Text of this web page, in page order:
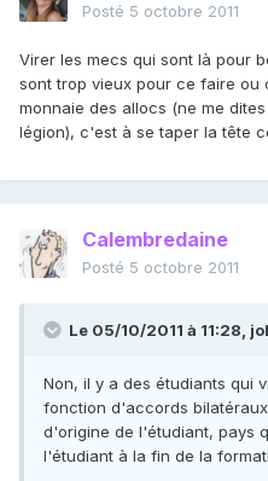
Posté 5 octobre 2011
Virer les mecs qui sont là pour
sont trop vieux pour ce faire ou
monnaie des allocs (ne me
légion), c'est à se taper la tête
Calembredaine
Posté 5 octobre 2011
Le 05/10/2011 à 11:28,
Non, il y a des étudiants qui
fonction d'accords
d'origine de l'étudiant, pays
l'étudiant à la fin de la